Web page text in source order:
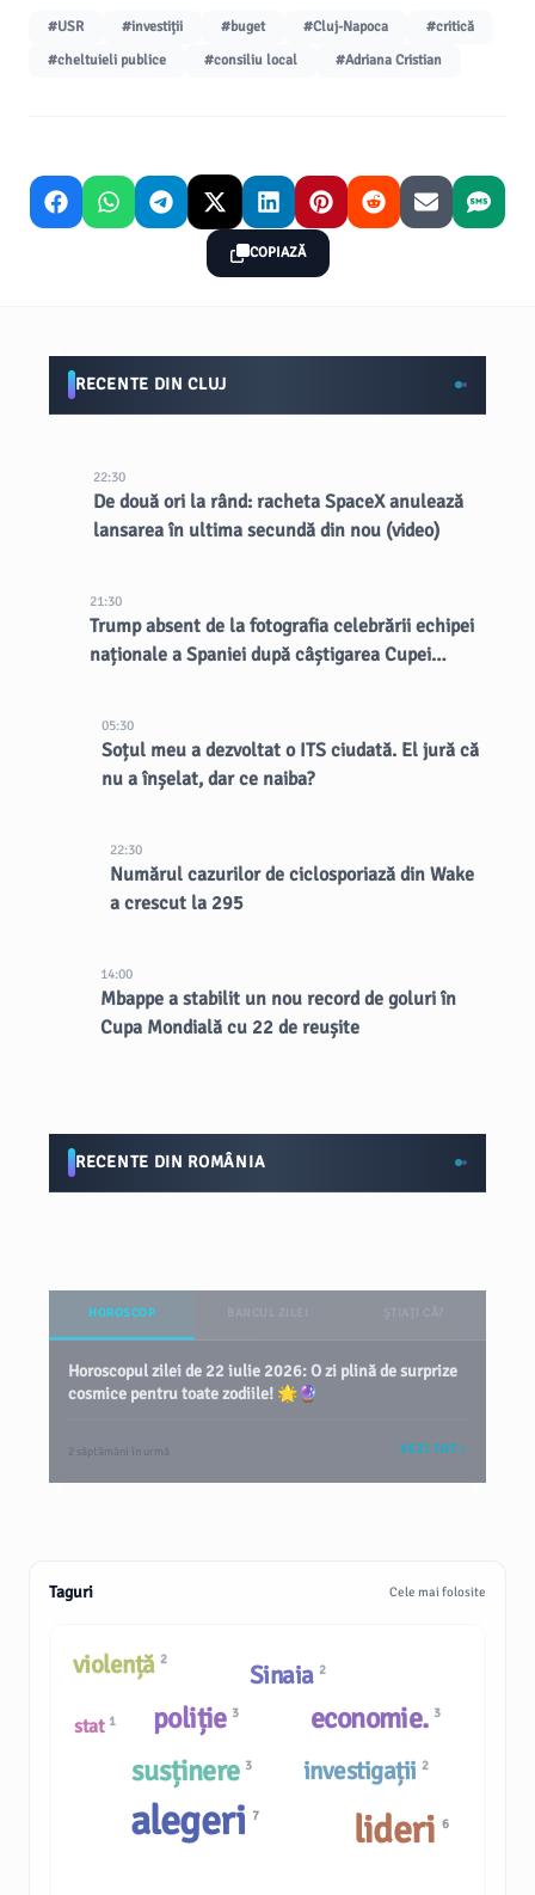
#USR #investiții #buget #Cluj-Napoca
#critică
#cheltuieli publice
#consiliu local #Adriana Cristian
COPIAZĂ
RECENTE DIN CLUJ
22:30
De două ori la rând: racheta SpaceX anulează
lansarea în ultima secundă din nou (video)
21:30
Trump absent de la fotografia celebrării echipei
naționale a Spaniei după câștigarea Cupei
05:30
Soțul meu a dezvoltat o ITS ciudată. El jură că
nu a înșelat, dar ce naiba?
22:30
Numărul cazurilor de ciclosporiază din Wake
a crescut la 295
14:00
Mbappe a stabilit un nou record de goluri în
Cupa Mondială cu 22 de reușite
RECENTE DIN ROMÂNIA
HOROSCOP
Horoscopul zilei de 22 iulie 2026: O zi plină de surprize
cosmice pentru toate zodiile! 🌟🔮
2 săptămâni în urmă VEZI TOT
Taguri Cele mai folosite
investigații 2
alegeri7
violență 2
lideri6
susținere 3
Sinaia 2
stat 1 poliție 3 economie. 3